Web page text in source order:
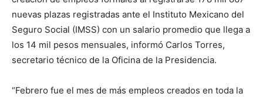
nuevas plazas registradas ante el Instituto Mexicano del
Seguro Social (IMSS) con un salario promedio que llega a
los 14 mil pesos mensuales, informó Carlos Torres,
secretario técnico de la Oficina de la Presidencia.
“Febrero fue el mes de más empleos creados en toda la